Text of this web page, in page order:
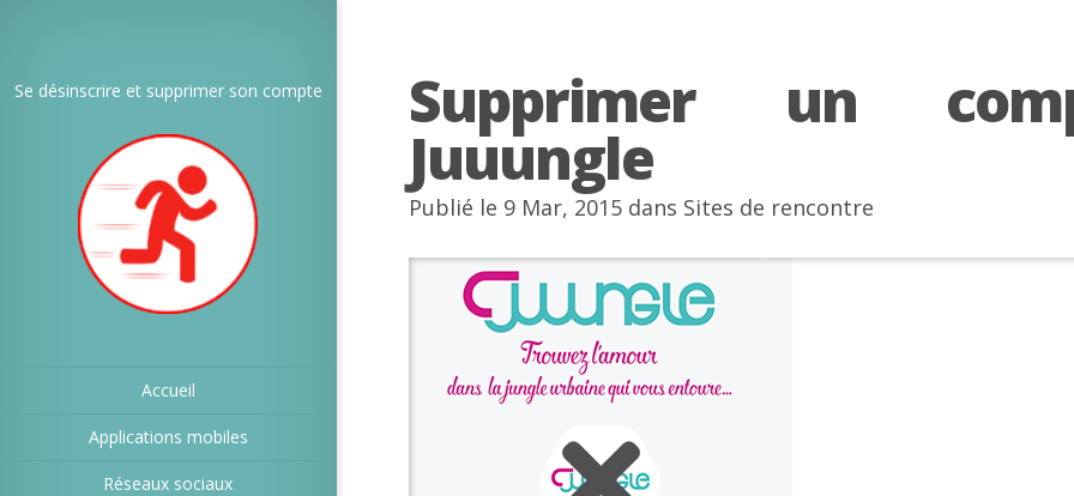
Se désinscrire et supprimer son compte
Accueil
Applications mobiles
Réseaux sociaux
Supprimer un
Juuungle
Publié le 9 Mar, 2015 dans Sites de rencontre